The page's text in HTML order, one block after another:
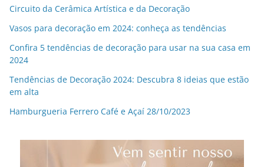
Circuito da Cerâmica Artística e da Decoração
Vasos para decoração em 2024: conheça as tendências
Confira 5 tendências de decoração para usar na sua casa em
2024
Tendências de Decoração 2024: Descubra 8 ideias que estão
em alta
Hamburgueria Ferrero Café e Açaí 28/10/2023